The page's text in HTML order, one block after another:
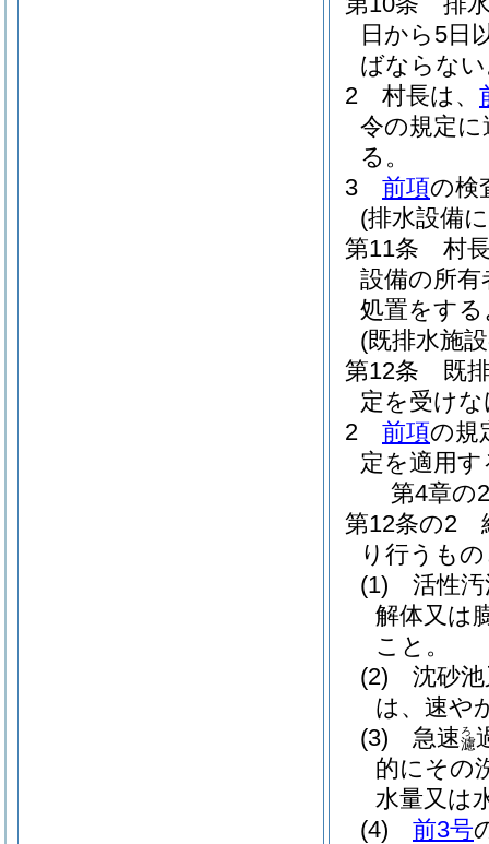
日から5日
ばならな
2
村長は、
令の規定
る。
3
前項の検
(排水設備
第11条
村
設備の所
処置をす
(既排水施
第12条
既
定を受け
2
前項の規
定を適用す
第4章の2
第12条の2
り行うも
(1)
活性
解体又は
こと。
(2)
沈砂
は、速や
(3)
急速濾
ろ
的にその
水量又は
(4)
前3号